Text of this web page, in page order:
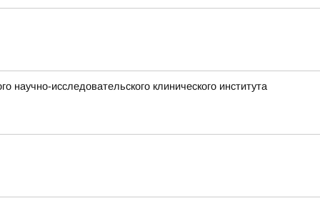
исследовательского клинического института